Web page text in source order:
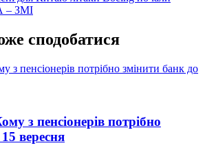
– ЗМІ
сподобатися
з пенсіонерів потрібно
вересня